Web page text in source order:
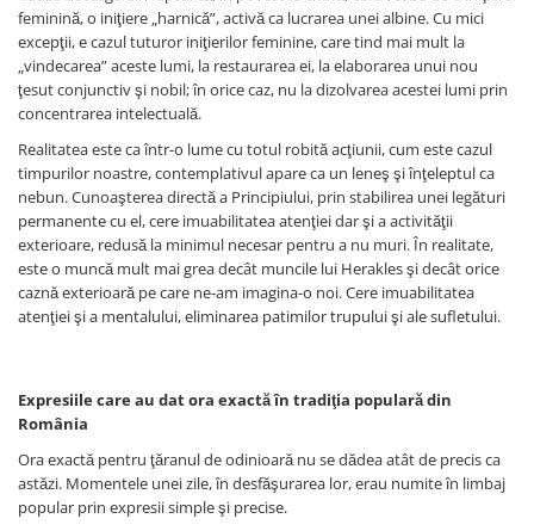
feminină, o iniţiere „harnică”, activă ca lucrarea unei albine. Cu mici
excepţii, e cazul tuturor iniţierilor feminine, care tind mai mult la
„vindecarea” aceste lumi, la restaurarea ei, la elaborarea unui nou
ţesut conjunctiv şi nobil; în orice caz, nu la dizolvarea acestei lumi prin
concentrarea intelectuală.
Realitatea este ca într-o lume cu totul robită acţiunii, cum este cazul
timpurilor noastre, contemplativul apare ca un leneş şi înţeleptul ca
nebun. Cunoaşterea directă a Principiului, prin stabilirea unei legături
permanente cu el, cere imuabilitatea atenţiei dar şi a activităţii
exterioare, redusă la minimul necesar pentru a nu muri. În realitate,
este o muncă mult mai grea decât muncile lui Herakles şi decât orice
caznă exterioară pe care ne-am imagina-o noi. Cere imuabilitatea
atenţiei şi a mentalului, eliminarea patimilor trupului şi ale sufletului.
Expresiile care au dat ora exactă în tradiţia populară din
România
Ora exactă pentru ţăranul de odinioară nu se dădea atât de precis ca
astăzi. Momentele unei zile, în desfăşurarea lor, erau numite în limbaj
popular prin expresii simple şi precise.